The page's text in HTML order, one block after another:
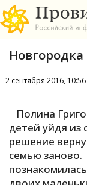
А
2 сентября 2016, 10:56
Полина
детей уйдя из
решение
семью